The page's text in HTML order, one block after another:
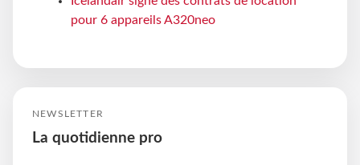
pour 6 appareils A320neo
NEWSLETTER
La quotidienne pro